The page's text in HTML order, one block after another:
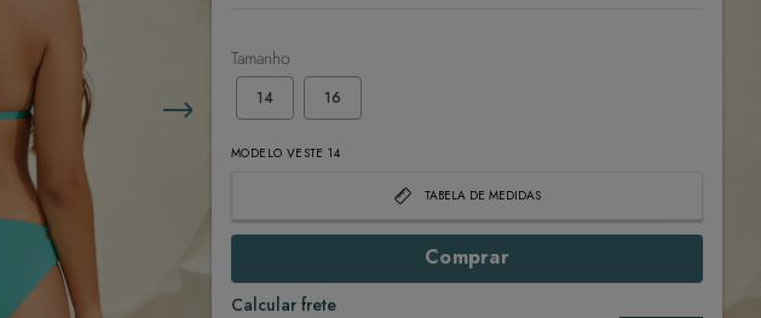
Tamanho
14 16
MODELO VESTE 14
TABELA DE MEDIDAS
Comprar
Calcular frete